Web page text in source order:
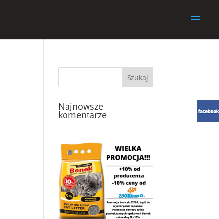
Najnowsze
komentarze